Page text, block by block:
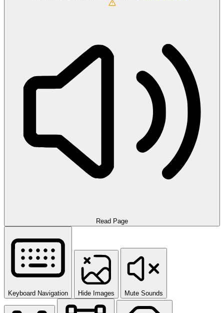
Read Page
Keyboard Navigation Hide Images Mute Sounds